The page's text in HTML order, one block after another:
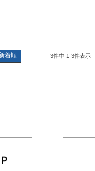
着順 3件中 1-3件表示